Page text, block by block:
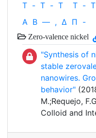
T - T - T T - T
Α Β — , Δ Π -
Zero-valence nickel
"Synthesis of
stable
nanowires.
behavior"
M.;Requejo,
Colloid and